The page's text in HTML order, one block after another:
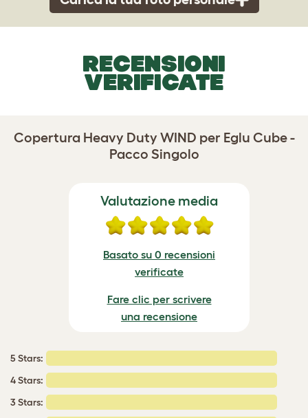
RECENSIONI
VERIFICATE
Copertura Heavy Duty WIND per Eglu Cube -
Pacco Singolo
Valutazione media
Basato su 0 recensioni
verificate
Fare clic per scrivere
una recensione
5 Stars:
4 Stars:
3 Stars: